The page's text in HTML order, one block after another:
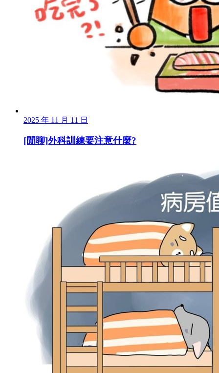
2025 年 11 月 11 日
[閒聊]外科訓練要注意什麼?